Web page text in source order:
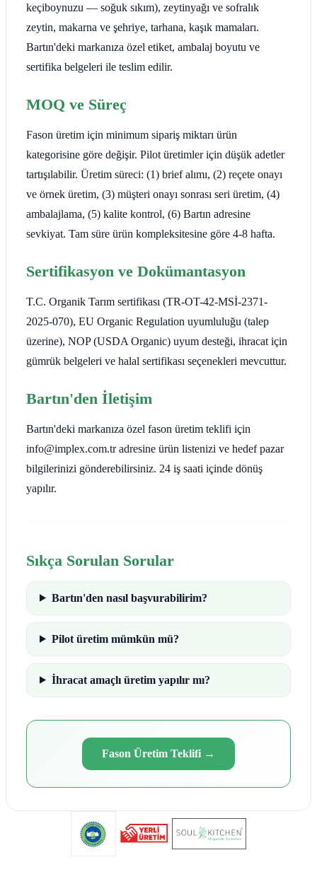
keçiboynuzu — soğuk sıkım), zeytinyağı ve sofralık
zeytin, makarna ve şehriye, tarhana, kaşık mamaları.
Bartın'deki markanıza özel etiket, ambalaj boyutu ve
sertifika belgeleri ile teslim edilir.
MOQ ve Süreç
Fason üretim için minimum sipariş miktarı ürün
kategorisine göre değişir. Pilot üretimler için düşük adetler
tartışılabilir. Üretim süreci: (1) brief alımı, (2) reçete onayı
ve örnek üretim, (3) müşteri onayı sonrası seri üretim, (4)
ambalajlama, (5) kalite kontrol, (6) Bartın adresine
sevkiyat. Tam süre ürün kompleksitesine göre 4-8 hafta.
Sertifikasyon ve Dokümantasyon
T.C. Organik Tarım sertifikası (TR-OT-42-MSİ-2371-
2025-070), EU Organic Regulation uyumluluğu (talep
üzerine), NOP (USDA Organic) uyum desteği, ihracat için
gümrük belgeleri ve halal sertifikası seçenekleri mevcuttur.
Bartın'den İletişim
Bartın'deki markanıza özel fason üretim teklifi için
info@implex.com.tr adresine ürün listenizi ve hedef pazar
bilgilerinizi gönderebilirsiniz. 24 iş saati içinde dönüş
yapılır.
Sıkça Sorulan Sorular
Bartın'den nasıl başvurabilirim?
Pilot üretim mümkün mü?
İhracat amaçlı üretim yapılır mı?
Fason Üretim Teklifi →